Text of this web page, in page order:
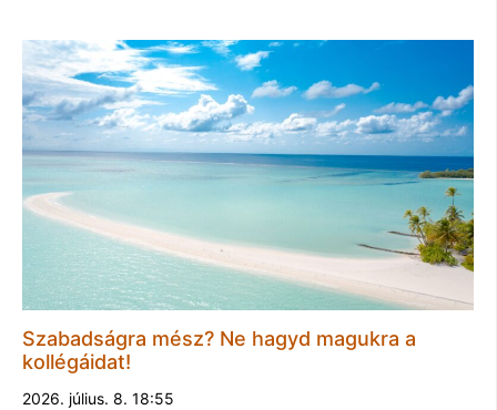
Szabadságra mész? Ne hagyd magukra a
kollégáidat!
2026. július. 8. 18:55